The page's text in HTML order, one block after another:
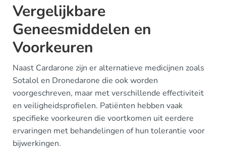
Vergelijkbare
Geneesmiddelen en
Voorkeuren
Naast Cardarone zijn er alternatieve medicijnen zoals
Sotalol en Dronedarone die ook worden
voorgeschreven, maar met verschillende effectiviteit
en veiligheidsprofielen. Patiënten hebben vaak
specifieke voorkeuren die voortkomen uit eerdere
ervaringen met behandelingen of hun tolerantie voor
bijwerkingen.